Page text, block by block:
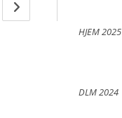
Gehe zur nächsten Seite
HJEM 2025
DLM 2024